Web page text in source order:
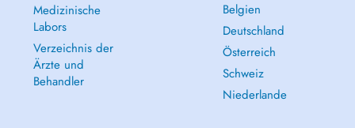
Medizinische
Labors
Verzeichnis der
Ärzte und
Behandler
Belgien
Deutschland
Österreich
Schweiz
Niederlande